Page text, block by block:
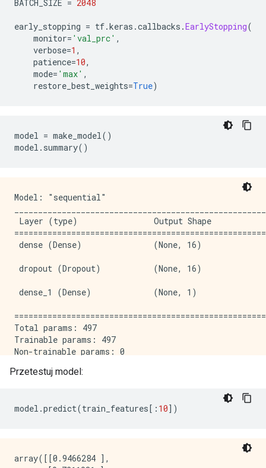
BATCH_SIZE = 2048
early_stopping = tf.keras .callbacks .EarlyStopping(
monitor= 'val_prc' ,
verbose=1 ,
patience=10,
mode= 'max' ,
restore_best_weights=True)
model = make_model()
model . summary()
Model: "sequential"
Layer (type)                Output Shape
dense (Dense)               (None, 16)
dropout (Dropout)           (None, 16)
dense_1 (Dense)             (None, 1)
Total params: 497
Trainable params: 497
Non-trainable params: 0
Przetestuj model:
model .predict(train_features[: 10])
array([[0.9466284 ],